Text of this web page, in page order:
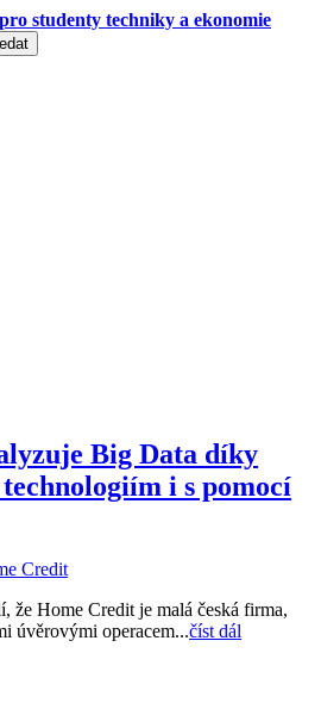
Big Data díky
i s pomocí
Credit
že Home Credit je malá česká firma,
úvěrovými operacem...číst dál